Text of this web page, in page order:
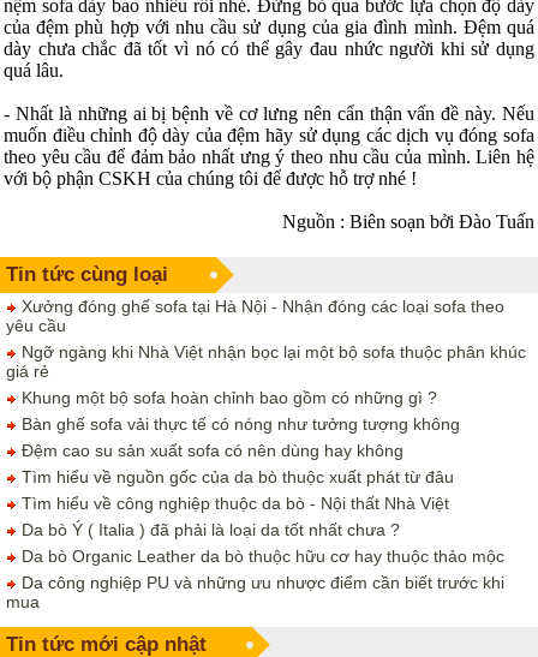
nệm sofa dày bao nhiêu rồi nhé. Đừng bỏ qua bước lựa chọn độ dày
của đệm phù hợp với nhu cầu sử dụng của gia đình mình. Đệm quá
dày chưa chắc đã tốt vì nó có thể gây đau nhức người khi sử dụng
quá lâu.
- Nhất là những ai bị bệnh về cơ lưng nên cẩn thận vấn đề này. Nếu
muốn điều chỉnh độ dày của đệm hãy sử dụng các dịch vụ đóng sofa
theo yêu cầu để đảm bảo nhất ưng ý theo nhu cầu của mình. Liên hệ
với bộ phận CSKH của chúng tôi để được hỗ trợ nhé !
Nguồn : Biên soạn bởi Đào Tuấn
Tin tức cùng loại
Xưởng đóng ghế sofa tại Hà Nội - Nhận đóng các loại sofa theo
yêu cầu
Ngỡ ngàng khi Nhà Việt nhận bọc lại một bộ sofa thuộc phân khúc
giá rẻ
Khung một bộ sofa hoàn chỉnh bao gồm có những gì ?
Bàn ghế sofa vải thực tế có nóng như tưởng tượng không
Đệm cao su sản xuất sofa có nên dùng hay không
Tìm hiểu về nguồn gốc của da bò thuộc xuất phát từ đâu
Tìm hiểu về công nghiệp thuộc da bò - Nội thất Nhà Việt
Da bò Ý ( Italia ) đã phải là loại da tốt nhất chưa ?
Da bò Organic Leather da bò thuộc hữu cơ hay thuộc thảo mộc
Da công nghiệp PU và những ưu nhược điểm cần biết trước khi
mua
Tin tức mới cập nhật